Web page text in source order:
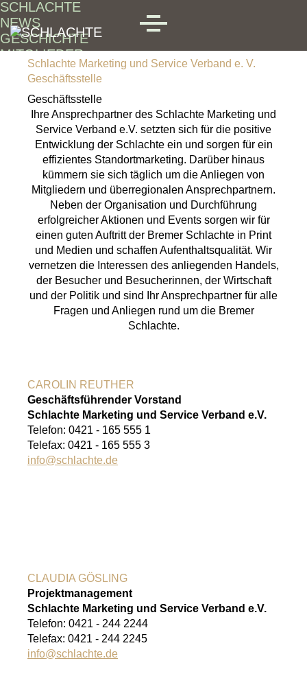
Skip to main content
MENU
SCHLACHTE
NEWS
GESCHICHTE
MITGLIEDER
Schlachte Marketing und Service Verband e. V.
Geschäftsstelle
Geschäftsstelle
Ihre Ansprechpartner des Schlachte Marketing und
Service Verband e.V. setzten sich für die positive
Entwicklung der Schlachte ein und sorgen für ein
effizientes Standortmarketing. Darüber hinaus
kümmern sie sich täglich um die Anliegen von
Mitgliedern und überregionalen Ansprechpartnern.
Neben der Organisation und Durchführung
erfolgreicher Aktionen und Events sorgen wir für
einen guten Auftritt der Bremer Schlachte in Print
und Medien und schaffen Aufenthaltsqualität. Wir
vernetzen die Interessen des anliegenden Handels,
der Besucher und Besucherinnen, der Wirtschaft
und der Politik und sind Ihr Ansprechpartner für alle
Fragen und Anliegen rund um die Bremer
Schlachte.
CAROLIN REUTHER
Geschäftsführender Vorstand
Schlachte Marketing und Service Verband e.V.
Telefon: 0421 - 165 555 1
Telefax: 0421 - 165 555 3
info@schlachte.de
CLAUDIA GÖSLING
Projektmanagement
Schlachte Marketing und Service Verband e.V.
Telefon: 0421 - 244 2244
Telefax: 0421 - 244 2245
info@schlachte.de